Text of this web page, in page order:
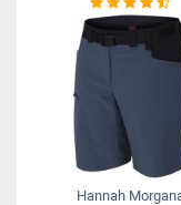
Hannah